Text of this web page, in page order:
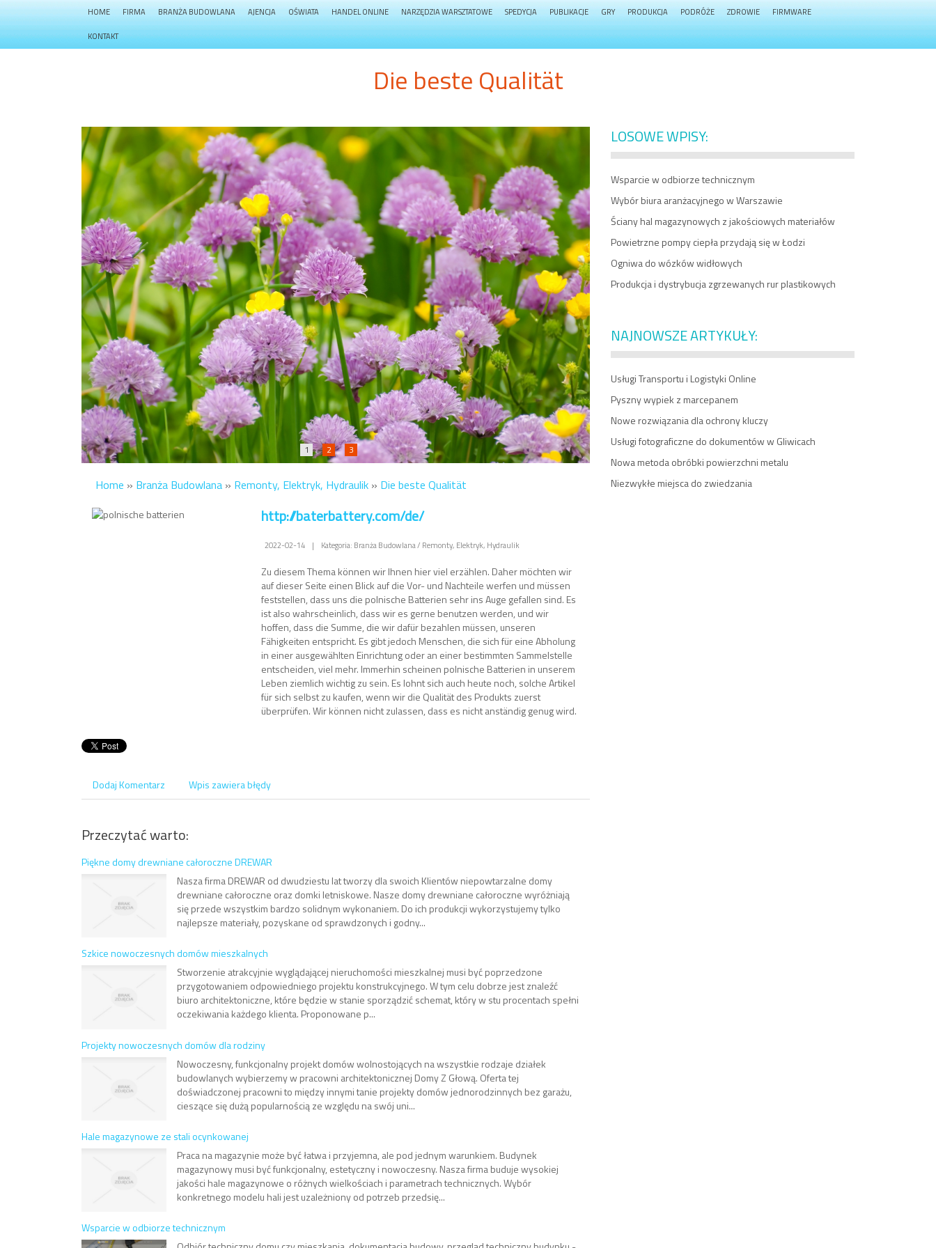
HOME FIRMA BRANŻA BUDOWLANA AJENCJA OŚWIATA HANDEL ONLINE NARZĘDZIA WARSZTATOWE SPEDYCJA PUBLIKACJE GRY PRODUKCJA PODRÓŻE ZDROWIE FIRMWARE
KONTAKT
Die beste Qualität
1 2 3
Home » Branża Budowlana » Remonty, Elektryk, Hydraulik » Die beste Qualität
http://baterbattery.com/de/
2022-02-14 | Kategoria: Branża Budowlana / Remonty, Elektryk, Hydraulik
Zu diesem Thema können wir Ihnen hier viel erzählen. Daher möchten wir
auf dieser Seite einen Blick auf die Vor- und Nachteile werfen und müssen
feststellen, dass uns die polnische Batterien sehr ins Auge gefallen sind. Es
ist also wahrscheinlich, dass wir es gerne benutzen werden, und wir
hoffen, dass die Summe, die wir dafür bezahlen müssen, unseren
Fähigkeiten entspricht. Es gibt jedoch Menschen, die sich für eine Abholung
in einer ausgewählten Einrichtung oder an einer bestimmten Sammelstelle
entscheiden, viel mehr. Immerhin scheinen polnische Batterien in unserem
Leben ziemlich wichtig zu sein. Es lohnt sich auch heute noch, solche Artikel
für sich selbst zu kaufen, wenn wir die Qualität des Produkts zuerst
überprüfen. Wir können nicht zulassen, dass es nicht anständig genug wird.
Dodaj Komentarz Wpis zawiera błędy
Przeczytać warto:
Piękne domy drewniane całoroczne DREWAR
Nasza firma DREWAR od dwudziestu lat tworzy dla swoich Klientów niepowtarzalne domy
drewniane całoroczne oraz domki letniskowe. Nasze domy drewniane całoroczne wyróżniają
się przede wszystkim bardzo solidnym wykonaniem. Do ich produkcji wykorzystujemy tylko
najlepsze materiały, pozyskane od sprawdzonych i godny...
Szkice nowoczesnych domów mieszkalnych
Stworzenie atrakcyjnie wyglądającej nieruchomości mieszkalnej musi być poprzedzone
przygotowaniem odpowiedniego projektu konstrukcyjnego. W tym celu dobrze jest znaleźć
biuro architektoniczne, które będzie w stanie sporządzić schemat, który w stu procentach spełni
oczekiwania każdego klienta. Proponowane p...
Projekty nowoczesnych domów dla rodziny
Nowoczesny, funkcjonalny projekt domów wolnostojących na wszystkie rodzaje działek
budowlanych wybierzemy w pracowni architektonicznej Domy Z Głową. Oferta tej
doświadczonej pracowni to między innymi tanie projekty domów jednorodzinnych bez garażu,
cieszące się dużą popularnością ze względu na swój uni...
Hale magazynowe ze stali ocynkowanej
Praca na magazynie może być łatwa i przyjemna, ale pod jednym warunkiem. Budynek
magazynowy musi być funkcjonalny, estetyczny i nowoczesny. Nasza firma buduje wysokiej
jakości hale magazynowe o różnych wielkościach i parametrach technicznych. Wybór
konkretnego modelu hali jest uzależniony od potrzeb przedsię...
Wsparcie w odbiorze technicznym
LOSOWE WPISY:
Wsparcie w odbiorze technicznym
Wybór biura aranżacyjnego w Warszawie
Ściany hal magazynowych z jakościowych materiałów
Powietrzne pompy ciepła przydają się w Łodzi
Ogniwa do wózków widłowych
Produkcja i dystrybucja zgrzewanych rur plastikowych
NAJNOWSZE ARTYKUŁY:
Usługi Transportu i Logistyki Online
Pyszny wypiek z marcepanem
Nowe rozwiązania dla ochrony kluczy
Usługi fotograficzne do dokumentów w Gliwicach
Nowa metoda obróbki powierzchni metalu
Niezwykłe miejsca do zwiedzania